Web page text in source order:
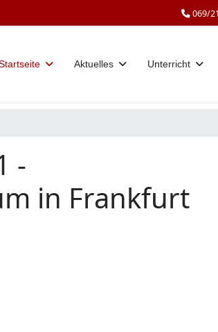
069/
Aktuelles Unterricht
-
in Frankfurt